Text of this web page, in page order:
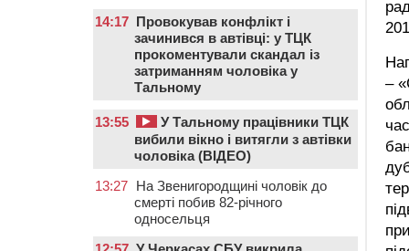
–
14:17 Провокував конфлікт і
зачинився в автівці: у ТЦК
прокоментували скандал із
затриманням чоловіка у
Тальному
13:55
У Тальному працівники ТЦК
вибили вікно і витягли з автівки
чоловіка (ВІДЕО)
13:27 На Звенигородщині чоловік до
смерті побив 82-річного
односельця